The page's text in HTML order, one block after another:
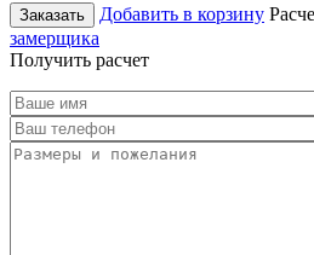
Заказать Добавить в корзину
замерщика
Получить расчет